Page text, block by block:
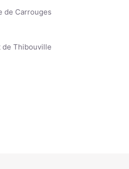
de Carrouges
de Thibouville